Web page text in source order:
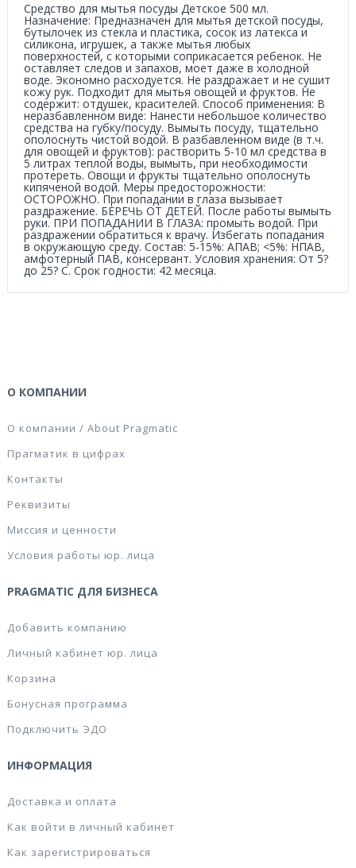
Средство для мытья посуды Детское 500 мл.
Назначение: Предназначен для мытья детской посуды,
бутылочек из стекла и пластика, сосок из латекса и
силикона, игрушек, а также мытья любых
поверхностей, с которыми соприкасается ребенок. Не
оставляет следов и запахов, моет даже в холодной
воде. Экономно расходуется. Не раздражает и не сушит
кожу рук. Подходит для мытья овощей и фруктов. Не
содержит: отдушек, красителей. Способ применения: В
неразбавленном виде: Нанести небольшое количество
средства на губку/посуду. Вымыть посуду, тщательно
ополоснуть чистой водой. В разбавленном виде (в т.ч.
для овощей и фруктов): растворить 5-10 мл средства в
5 литрах теплой воды, вымыть, при необходимости
протереть. Овощи и фрукты тщательно ополоснуть
кипяченой водой. Меры предосторожности:
ОСТОРОЖНО. При попадании в глаза вызывает
раздражение. БЕРЕЧЬ ОТ ДЕТЕЙ. После работы вымыть
руки. ПРИ ПОПАДАНИИ В ГЛАЗА: промыть водой. При
раздражении обратиться к врачу. Избегать попадания
в окружающую среду. Состав: 5-15%: АПАВ; <5%: НПАВ,
амфотерный ПАВ, консервант. Условия хранения: От 5?
до 25? С. Срок годности: 42 месяца.
О КОМПАНИИ
О компании / About Pragmatic
Прагматик в цифрах
Контакты
Реквизиты
Миссия и ценности
Условия работы юр. лица
PRAGMATIC ДЛЯ БИЗНЕСА
Добавить компанию
Личный кабинет юр. лица
Корзина
Бонусная программа
Подключить ЭДО
ИНФОРМАЦИЯ
Доставка и оплата
Как войти в личный кабинет
Как зарегистрироваться